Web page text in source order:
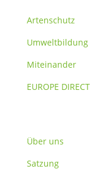
Artenschutz
Umweltbildung
Miteinander
EUROPE DIRECT
Über uns
Satzung